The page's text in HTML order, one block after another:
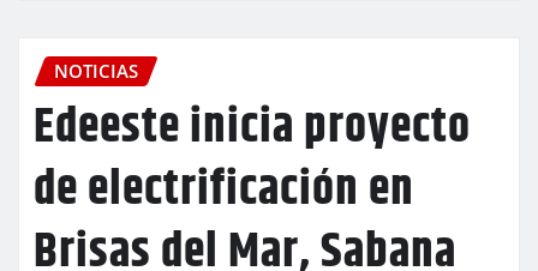
NOTICIAS
Edeeste inicia proyecto
de electrificación en
Brisas del Mar, Sabana